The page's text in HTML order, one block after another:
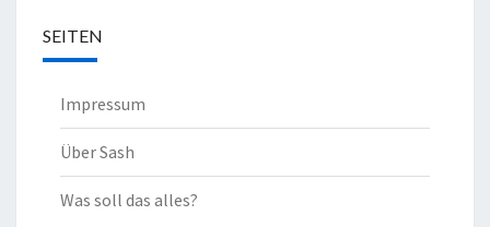
SEITEN
Impressum
Über Sash
Was soll das alles?